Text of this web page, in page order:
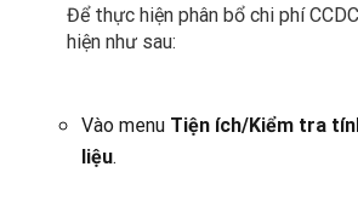
Để thực hiện phân bổ chi phí
hiện như sau:
Vào menu Tiện ích/Kiểm tra
liệu.